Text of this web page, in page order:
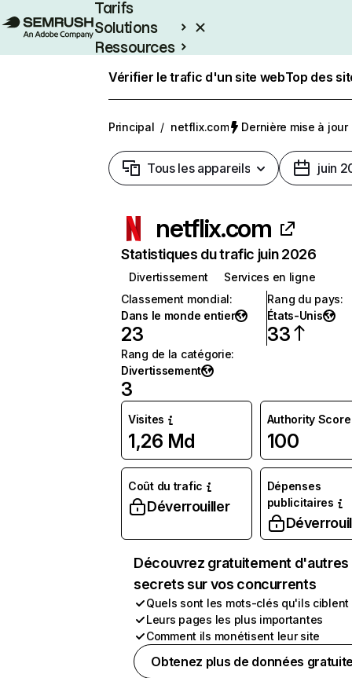
Tarifs
Solutions
Ressources
Vérifier le trafic d'un site webTop des
Principal / netflix.com Dernière mise à jour
Tous les appareils juin
netflix.com
Statistiques du trafic juin 2026
Divertissement
Services en ligne
Classement mondial:
Dans le monde entier
23
Rang du pays:
États-Unis
33
Rang de la catégorie:
Divertissement
3
Visites
1,26 Md
Authority Score
100
Coût du trafic
Déverrouiller
Dépenses
publicitaires
Découvrez gratuitement d'autres
secrets sur vos concurrents
Quels sont les mots-clés qu'ils ciblent
Leurs pages les plus importantes
Comment ils monétisent leur site
Obtenez plus de données